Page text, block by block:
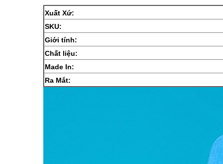
Xuất Xứ:
SKU:
Giới tính:
Chất liệu:
Made In:
Ra Mắt: